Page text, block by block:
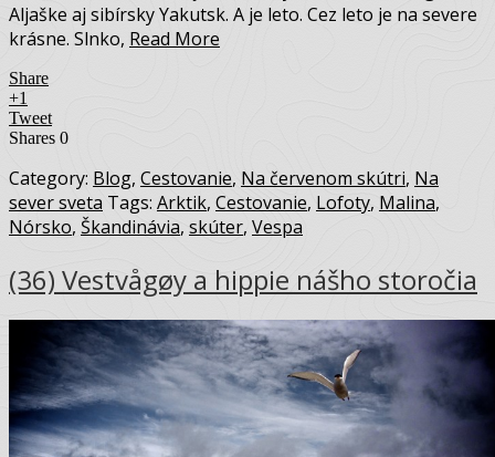
Aljaške aj sibírsky Yakutsk. A je leto. Cez leto je na severe
krásne. Slnko, Read More
Share
+1
Tweet
Shares 0
Category: Blog, Cestovanie, Na červenom skútri, Na
sever sveta Tags: Arktik, Cestovanie, Lofoty, Malina,
Nórsko, Škandinávia, skúter, Vespa
(36) Vestvågøy a hippie nášho storočia